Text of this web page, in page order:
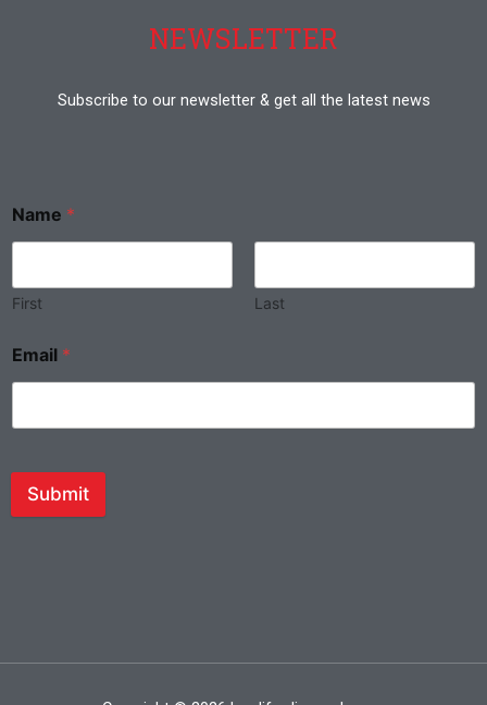
NEWSLETTER
Subscribe to our newsletter & get all the latest news
Name *
First Last
Email *
Submit